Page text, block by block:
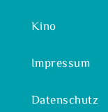
Kino
Impressum
Datenschutz